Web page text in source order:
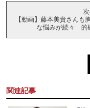
【動画】藤本美貴さんも
な悩みが続々 的
関連記事